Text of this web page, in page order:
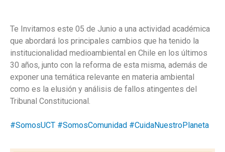
Te Invitamos este 05 de Junio a una actividad académica
que abordará los principales cambios que ha tenido la
institucionalidad medioambiental en Chile en los últimos
30 años, junto con la reforma de esta misma, además de
exponer una temática relevante en materia ambiental
como es la elusión y análisis de fallos atingentes del
Tribunal Constitucional.
#SomosUCT #SomosComunidad #CuidaNuestroPlaneta